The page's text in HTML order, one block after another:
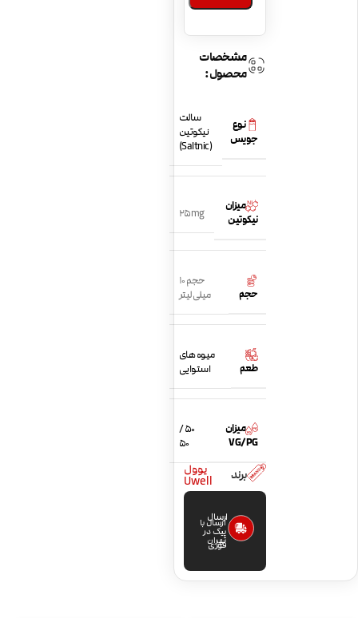
مشخصات
محصول:
نوع
جویس
سالت
نیکوتین
(Saltnic)
میزان
نیکوتین
25mg
حجم
حجم 10
میلی لیتر
طعم
میوه های
استوایی
میزان
VG/PG
50 /
50
برند یوول
Uwell
ارسال
فوری
ارسال با
پیک در
تهران